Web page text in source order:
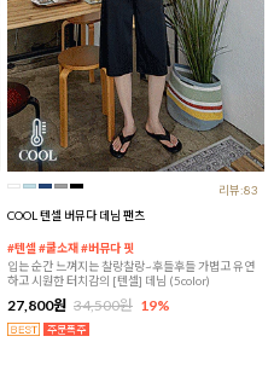
리뷰:83
COOL 텐셀 버뮤다 데님 팬츠
#텐셀 #쿨소재 #버뮤다 핏
입는 순간 느껴지는 찰랑찰랑~후들후들 가볍고 유연
하고 시원한 터치감의 [텐셀] 데님 (5color)
27,800원 34,500원 19%